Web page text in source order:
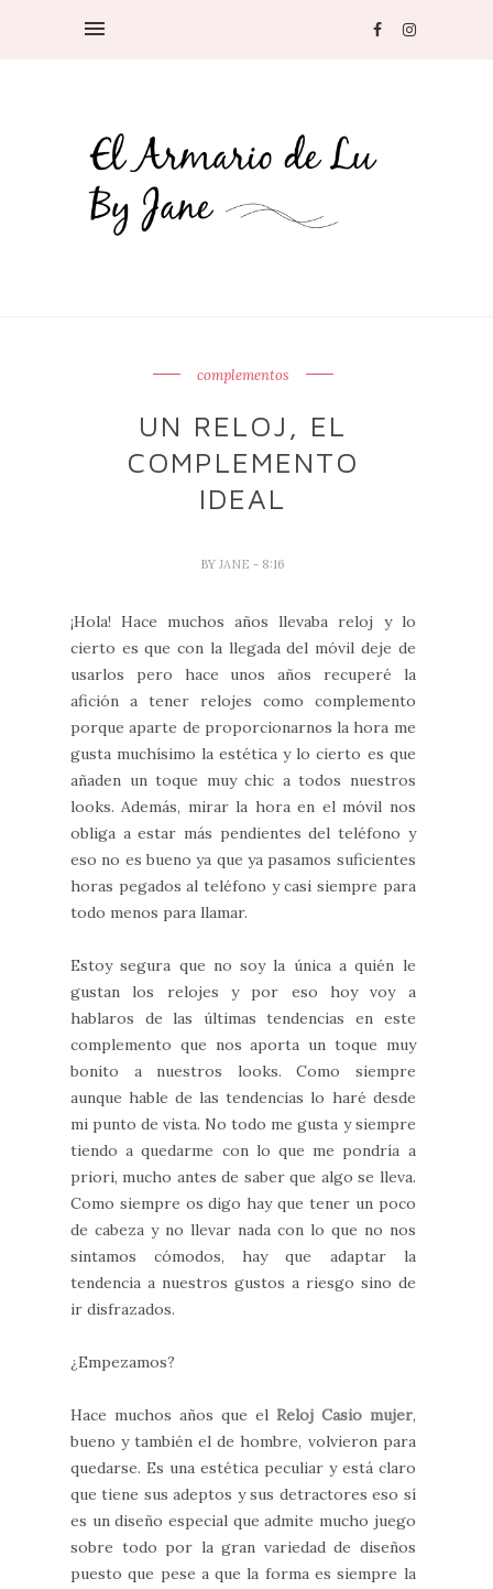
complementos
UN RELOJ, EL
COMPLEMENTO
IDEAL
BYJANE - 8:16
¡Hola! Hace muchos años llevaba reloj y lo
cierto es que con la llegada del móvil deje de
usarlos pero hace unos años recuperé la
afición a tener relojes como complemento
porque aparte de proporcionarnos la hora me
gusta muchísimo la estética y lo cierto es que
añaden un toque muy chic a todos nuestros
looks. Además, mirar la hora en el móvil nos
obliga a estar más pendientes del teléfono y
eso no es bueno ya que ya pasamos suficientes
horas pegados al teléfono y casi siempre para
todo menos para llamar.
Estoy segura que no soy la única a quién le
gustan los relojes y por eso hoy voy a
hablaros de las últimas tendencias en este
complemento que nos aporta un toque muy
bonito a nuestros looks. Como siempre
aunque hable de las tendencias lo haré desde
mi punto de vista. No todo me gusta y siempre
tiendo a quedarme con lo que me pondría a
priori, mucho antes de saber que algo se lleva.
Como siempre os digo hay que tener un poco
de cabeza y no llevar nada con lo que no nos
sintamos cómodos, hay que adaptar la
tendencia a nuestros gustos a riesgo sino de
ir disfrazados.
¿Empezamos?
Hace muchos años que el Reloj Casio mujer,
bueno y también el de hombre, volvieron para
quedarse. Es una estética peculiar y está claro
que tiene sus adeptos y sus detractores eso sí
es un diseño especial que admite mucho juego
sobre todo por la gran variedad de diseños
puesto que pese a que la forma es siempre la